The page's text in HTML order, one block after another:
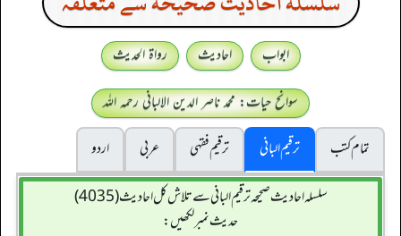
ابواب احادیث
رواۃ الحدیث
سوانح حیات: محمد ناصر الدین الالبانی رحمہ اللہ
تمام کتب
ترقیم البانی ترقيم فقہی عربی
اردو
سلسله احاديث صحيحه ترقیم البانی سے تلاش کل احادیث (4035)
حدیث نمبر لکھیں: